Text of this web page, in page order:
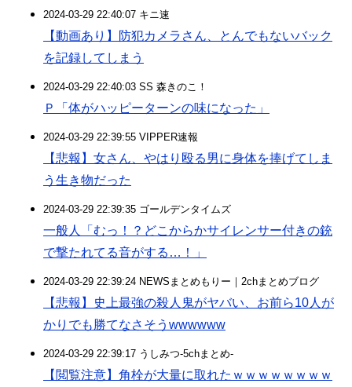
2024-03-29 22:40:07 キニ速
【動画あり】防犯カメラさん、とんでもないバック
を記録してしまう
2024-03-29 22:40:03 SS 森きのこ！
Ｐ「体がハッピーターンの味になった」
2024-03-29 22:39:55 VIPPER速報
【悲報】女さん、やはり殴る男に身体を捧げてしま
う生き物だった
2024-03-29 22:39:35 ゴールデンタイムズ
一般人「むっ！？どこからかサイレンサー付きの銃
で撃たれてる音がする…！」
2024-03-29 22:39:24 NEWSまとめもりー｜2chまとめブログ
【悲報】史上最強の殺人鬼がヤバい、お前ら10人が
かりでも勝てなさそうwwwwww
2024-03-29 22:39:17 うしみつ-5chまとめ-
【閲覧注意】角栓が大量に取れたｗｗｗｗｗｗｗｗ